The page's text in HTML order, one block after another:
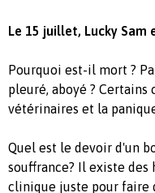
Le 15 juillet, Lucky
Pourquoi est-il mort ?
pleuré, aboyé ?
vétérinaires et la
Quel est le devoir d'un
souffrance? Il existe des
clinique juste pour faire